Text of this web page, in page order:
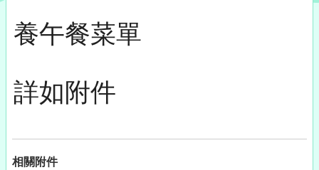
養午餐菜單
詳如附件
相關附件